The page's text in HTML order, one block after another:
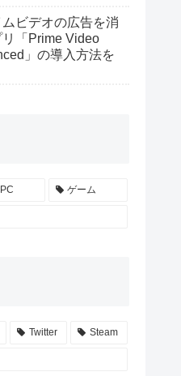
ビデオの広告を消
「Prime Video
」の導入方法を
PC ゲーム
Twitter Steam